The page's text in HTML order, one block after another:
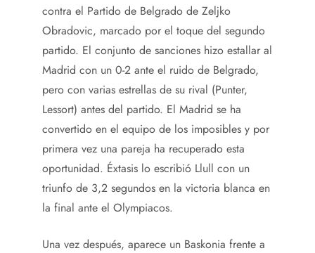
contra el Partido de Belgrado de Zeljko
Obradovic, marcado por el toque del segundo
partido. El conjunto de sanciones hizo estallar al
Madrid con un 0-2 ante el ruido de Belgrado,
pero con varias estrellas de su rival (Punter,
Lessort) antes del partido. El Madrid se ha
convertido en el equipo de los imposibles y por
primera vez una pareja ha recuperado esta
oportunidad. Éxtasis lo escribió Llull con un
triunfo de 3,2 segundos en la victoria blanca en
la final ante el Olympiacos.
Una vez después, aparece un Baskonia frente a